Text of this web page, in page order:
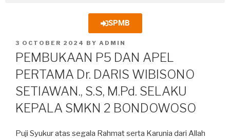
SPMB
3 OCTOBER 2024 BY ADMIN
PEMBUKAAN P5 DAN APEL
PERTAMA Dr. DARIS WIBISONO
SETIAWAN., S.S, M.Pd. SELAKU
KEPALA SMKN 2 BONDOWOSO
Puji Syukur atas segala Rahmat serta Karunia dari Allah